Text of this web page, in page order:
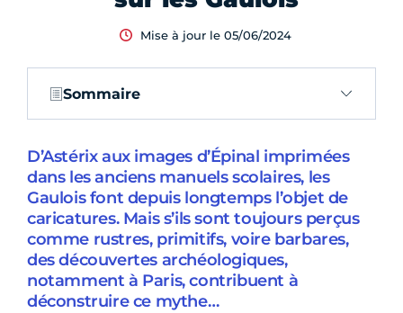
Mise à jour le 05/06/2024
Sommaire
D’Astérix aux images d’Épinal imprimées
dans les anciens manuels scolaires, les
Gaulois font depuis longtemps l’objet de
caricatures. Mais s’ils sont toujours perçus
comme rustres, primitifs, voire barbares,
des découvertes archéologiques,
notamment à Paris, contribuent à
déconstruire ce mythe…